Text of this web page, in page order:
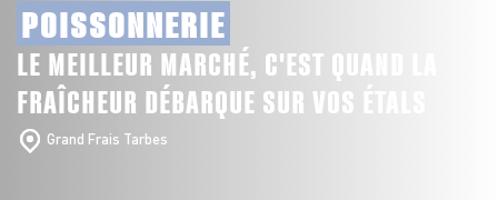
POISSONNERIE
LE MEILLEUR MARCHÉ, C'EST QUAND LA
FRAÎCHEUR DÉBARQUE SUR VOS ÉTALS
Grand Frais Tarbes